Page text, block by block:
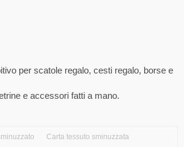
per scatole regalo, cesti regalo, borse e
e accessori fatti a mano.
Carta tessuto sminuzzata